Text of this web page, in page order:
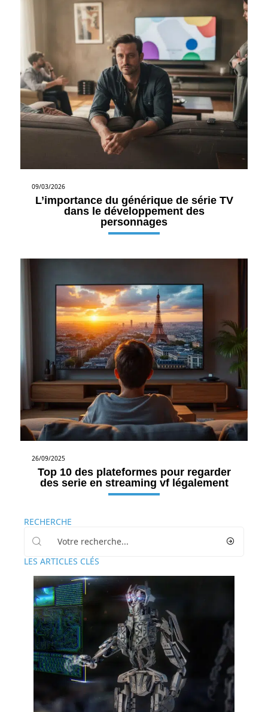
09/03/2026
L’importance du générique de série TV
dans le développement des
personnages
26/09/2025
Top 10 des plateformes pour regarder
des serie en streaming vf légalement
RECHERCHE
LES ARTICLES CLÉS